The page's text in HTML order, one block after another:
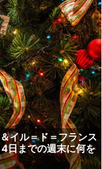
イル＝ド＝フランス
日までの週末に何を